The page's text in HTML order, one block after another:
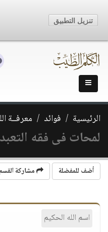
الرئيسية فوائد معرفــة
لمحات فى فقه
أضف للمفضلة مشاركة
اسم الله الحكيم
تنزيل التطبيق